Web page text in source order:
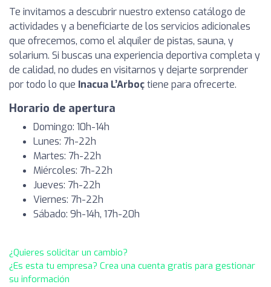
Te invitamos a descubrir nuestro extenso catálogo de
actividades y a beneficiarte de los servicios adicionales
que ofrecemos, como el alquiler de pistas, sauna, y
solarium. Si buscas una experiencia deportiva completa y
de calidad, no dudes en visitarnos y dejarte sorprender
por todo lo que Inacua L’Arboçtiene para ofrecerte.
Horario de apertura
Domingo: 10h-14h
Lunes: 7h-22h
Martes: 7h-22h
Miércoles: 7h-22h
Jueves: 7h-22h
Viernes: 7h-22h
Sábado: 9h-14h, 17h-20h
¿Quieres solicitar un cambio?
¿Es esta tu empresa? Crea una cuenta gratis para gestionar
su información